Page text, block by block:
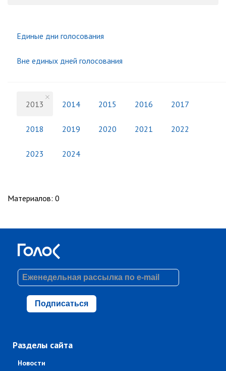
Единые дни голосования
Вне единых дней голосования
2013 2014 2015 2016 2017
2018 2019 2020 2021 2022
2023 2024
Материалов: 0
Подписаться
Разделы сайта
Новости